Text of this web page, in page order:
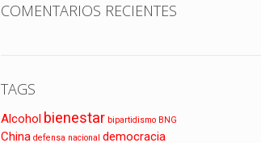
COMENTARIOS RECIENTES
TAGS
Alcohol bienestar bipartidismo BNG
China defensa nacional democracia